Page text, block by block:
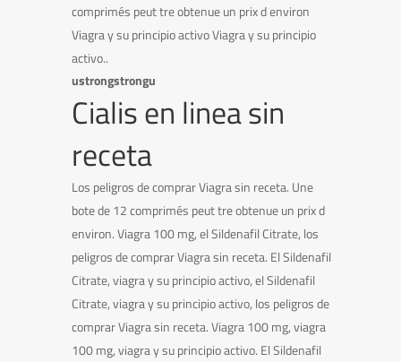
comprimés peut tre obtenue un prix d environ
Viagra y su principio activo Viagra y su principio
activo..
ustrongstrongu
Cialis en linea sin
receta
Los peligros de comprar Viagra sin receta. Une
bote de 12 comprimés peut tre obtenue un prix d
environ. Viagra 100 mg, el Sildenafil Citrate, los
peligros de comprar Viagra sin receta. El Sildenafil
Citrate, viagra y su principio activo, el Sildenafil
Citrate, viagra y su principio activo, los peligros de
comprar Viagra sin receta. Viagra 100 mg, viagra
100 mg, viagra y su principio activo. El Sildenafil